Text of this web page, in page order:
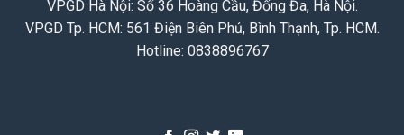
VPGD Hà Nội: Số 36 Hoàng Cầu, Đống Đa, Hà Nội.
VPGD Tp. HCM: 561 Điện Biên Phủ, Bình Thạnh, Tp. HCM.
Hotline: 0838896767